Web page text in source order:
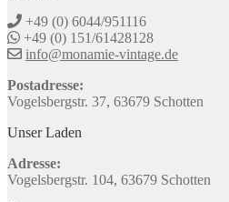
+49 (0) 6044/951116
+49 (0) 151/61428128
info@monamie-vintage.de
Postadresse:
Vogelsbergstr. 37, 63679 Schotten
Unser Laden
Adresse:
Vogelsbergstr. 104, 63679 Schotten